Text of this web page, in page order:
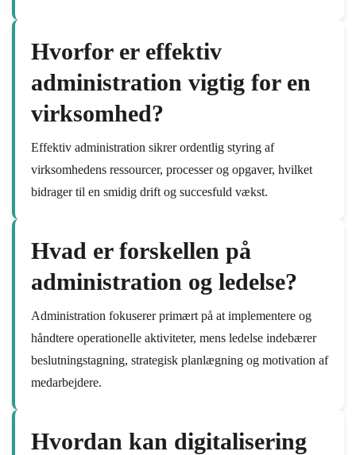
Hvorfor er effektiv
administration vigtig for en
virksomhed?
Effektiv administration sikrer ordentlig styring af
virksomhedens ressourcer, processer og opgaver, hvilket
bidrager til en smidig drift og succesfuld vækst.
Hvad er forskellen på
administration og ledelse?
Administration fokuserer primært på at implementere og
håndtere operationelle aktiviteter, mens ledelse indebærer
beslutningstagning, strategisk planlægning og motivation af
medarbejdere.
Hvordan kan digitalisering